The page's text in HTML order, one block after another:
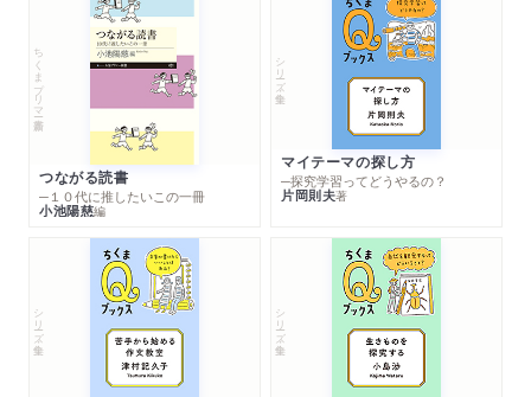
ちくまプリマー新書
つながる読書
─１０代に推したいこの一冊
小池陽慈編
シリーズ・全集
マイテーマの探し方
─探究学習ってどうやるの？
片岡則夫著
シリーズ・全集 シリーズ・全集